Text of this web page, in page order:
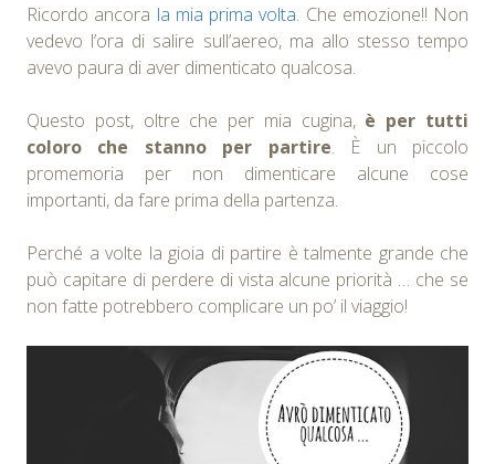
Ricordo ancora la mia prima volta. Che emozione!! Non
vedevo l’ora di salire sull’aereo, ma allo stesso tempo
avevo paura di aver dimenticato qualcosa.
Questo post, oltre che per mia cugina, è per tutti
coloro che stanno per partire. È un piccolo
promemoria per non dimenticare alcune cose
importanti, da fare prima della partenza.
Perché a volte la gioia di partire è talmente grande che
può capitare di perdere di vista alcune priorità … che se
non fatte potrebbero complicare un po’ il viaggio!